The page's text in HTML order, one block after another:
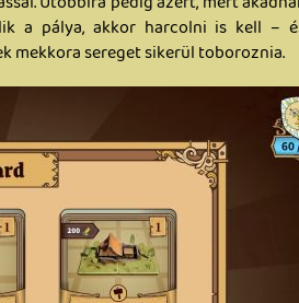
a pálya, akkor harcolni is kell –
mekkora sereget sikerül toboroznia.